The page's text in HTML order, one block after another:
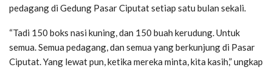
pedagang di Gedung Pasar Ciputat setiap satu bulan sekali.
“Tadi 150 boks nasi kuning, dan 150 buah kerudung. Untuk
semua. Semua pedagang, dan semua yang berkunjung di Pasar
Ciputat. Yang lewat pun, ketika mereka minta, kita kasih,” ungkap